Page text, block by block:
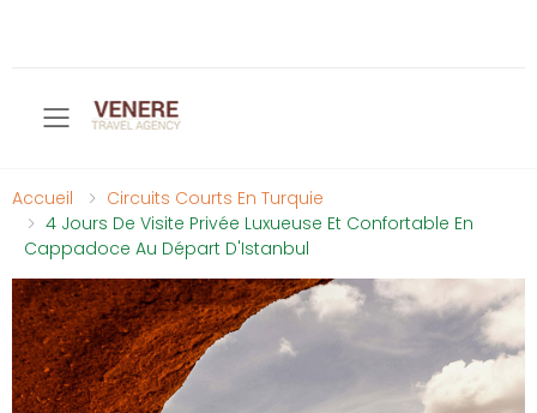
Toggle mobile menu
Accueil
Circuits Courts En Turquie
4 Jours De Visite Privée Luxueuse Et Confortable En
Cappadoce Au Départ D'Istanbul